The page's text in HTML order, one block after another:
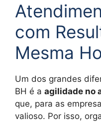
com
Mesma
Um dos grandes
BH é a agilidade no
que, para as
valioso. Por isso,